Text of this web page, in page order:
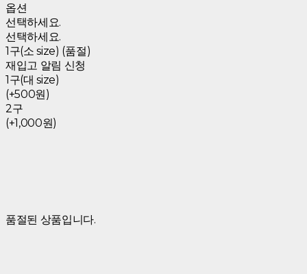
옵션
선택하세요.
선택하세요.
1구(소 size) (품절)
재입고 알림 신청
1구(대 size)
(+500원)
2구
(+1,000원)
품절된 상품입니다.